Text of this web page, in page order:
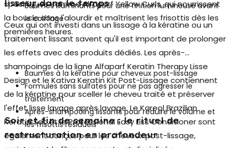
spécifiques comme Alfaparf Yellow Curls, qui nourrissent
la boucle sans l'alourdir et maîtrisent les frisottis dès les
premières heures.
Baumes illuminants pour une finition lumineuse avant
le coiffage
lisseur dans le temps
Ceux qui ont investi dans un lissage à la kératine ou un
traitement lissant savent qu'il est important de prolonger
les effets avec des produits dédiés. Les après-
shampoings de la ligne Alfaparf Keratin Therapy Lisse
Design et le Kativa Keratin Kit Post-Lissage contiennent
de la kératine pour sceller le cheveu traité et préserver
l'effet lisse lavage après lavage. Le Kareol Brazilian
Keratin Set et le Professional Easy Liss Conditioner sont
également conçus pour les cheveux post-lissage,
Baumes à la kératine pour cheveux post-lissage
Formules sans sulfates pour ne pas agresser le
traitement
Après-shampooing lissants pour réduire le volume et
les frisottis résiduels
Soir et fin de semaine : le rituel de
restructuration en profondeur